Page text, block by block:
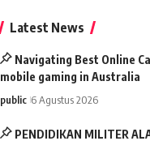
Latest News
Navigating Best Online
mobile gaming in Australia
public 6 Agustus 2026
PENDIDIKAN MILITER